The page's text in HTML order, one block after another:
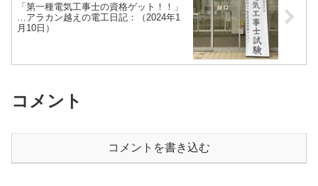
「第一種電気工事士の資格ゲット！！」
…アラカン越えの電工日記：（2024年1
月10日）
コメント
コメントを書き込む